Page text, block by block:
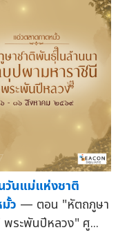
วันแม่แห่งชาติ
ว — ตอน "หัตถภูษา
พระพันปีหลวง" ศู...